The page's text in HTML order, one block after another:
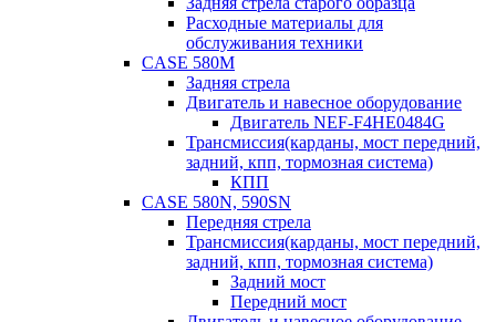
Расходные материалы для
обслуживания техники
CASE 580M
Задняя стрела
Двигатель и навесное оборудование
Двигатель NEF-F4HE0484G
Трансмиссия(карданы, мост передний,
задний, кпп, тормозная система)
КПП
CASE 580N, 590SN
Передняя стрела
Трансмиссия(карданы, мост передний,
задний, кпп, тормозная система)
Задний мост
Передний мост